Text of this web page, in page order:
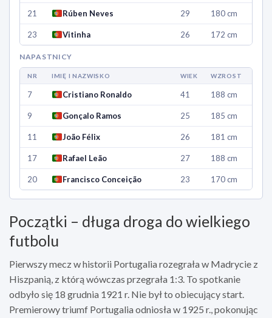
21 Rúben Neves 29 180 cm
23 Vitinha 26 172 cm
NAPASTNICY
NR IMIĘ I NAZWISKO WIEK WZROST
7 Cristiano Ronaldo 41 188 cm
9 Gonçalo Ramos 25 185 cm
11 João Félix 26 181 cm
17 Rafael Leão 27 188 cm
20 Francisco Conceição 23 170 cm
Początki – długa droga do wielkiego
futbolu
Pierwszy mecz w historii Portugalia rozegrała w Madrycie z
Hiszpanią, z którą wówczas przegrała 1:3. To spotkanie
odbyło się 18 grudnia 1921 r. Nie był to obiecujący start.
Premierowy triumf Portugalia odniosła w 1925 r., pokonując